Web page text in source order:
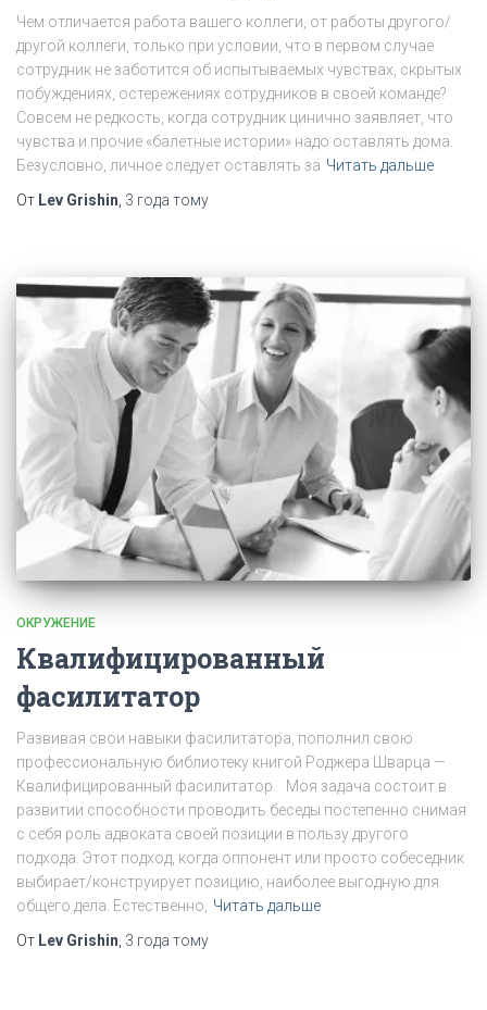
Чем отличается работа вашего коллеги, от работы другого/
другой коллеги, только при условии, что в первом случае
сотрудник не заботится об испытываемых чувствах, скрытых
побуждениях, остережениях сотрудников в своей команде?
Совсем не редкость, когда сотрудник цинично заявляет, что
чувства и прочие «балетные истории» надо оставлять дома.
Безусловно, личное следует оставлять за Читать дальше
От Lev Grishin, 3 года тому
ОКРУЖЕНИЕ
Квалифицированный
фасилитатор
Развивая свои навыки фасилитатора, пополнил свою
профессиональную библиотеку книгой Роджера Шварца —
Квалифицированный фасилитатор. Моя задача состоит в
развитии способности проводить беседы постепенно снимая
с себя роль адвоката своей позиции в пользу другого
подхода. Этот подход, когда оппонент или просто собеседник
выбирает/конструирует позицию, наиболее выгодную для
общего дела. Естественно,
Читать дальше
От Lev Grishin 3 года тому